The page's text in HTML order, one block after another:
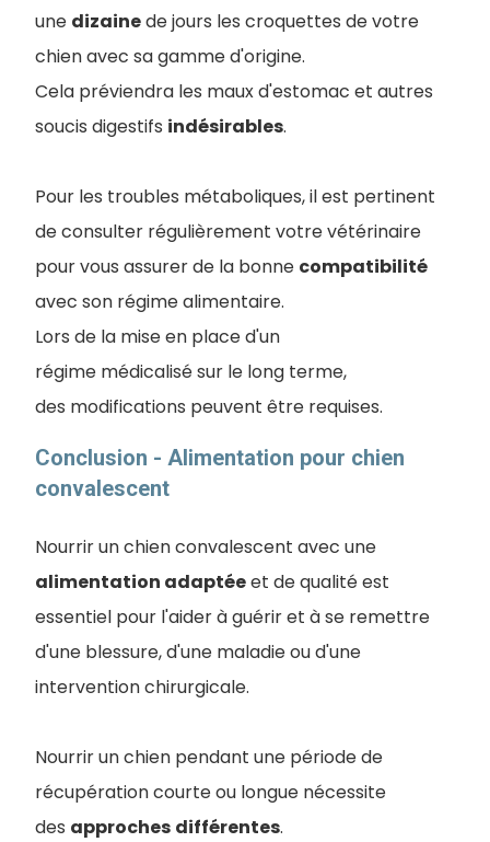
une dizainede jours les croquettes de votre
chien avec sa gamme d'origine.
Cela préviendra les maux d'estomac et autres
soucis digestifs indésirables.
Pour les troubles métaboliques, il est pertinent
de consulter régulièrement votre vétérinaire
pour vous assurer de la bonne compatibilité
avec son régime alimentaire.
Lors de la mise en place d'un
régime médicalisé sur le long terme,
des modifications peuvent être requises.
Conclusion - Alimentation pour chien
convalescent
Nourrir un chien convalescent avec une
alimentation adaptéeet de qualité est
essentiel pour l'aider à guérir et à se remettre
d'une blessure, d'une maladie ou d'une
intervention chirurgicale.
Nourrir un chien pendant une période de
récupération courte ou longue nécessite
des approches différentes.